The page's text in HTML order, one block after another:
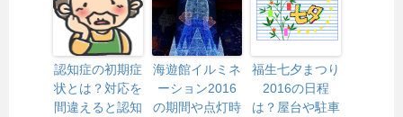
認知症の初期症
状とは？対応を
間違えると認知
海遊館イルミネ
ーション2016
の期間や点灯時
福生七夕まつり
2016の日程
は？屋台や駐車